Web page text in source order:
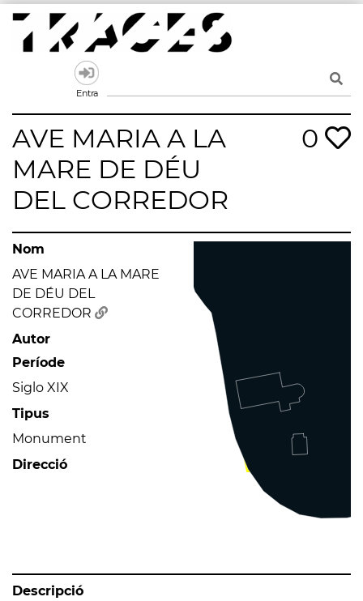
Skip
content
Un mapa de la memòria obert a tothom
Entra
AVE MARIA A LA
MARE DE DÉU
DEL CORREDOR
0
Nom
AVE MARIA A LA MARE
DE DÉU DEL
CORREDOR
Autor
Període
Siglo XIX
Tipus
Monument
Direcció
Descripció